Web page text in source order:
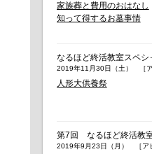
家族葬と費用のおはなし
知って得するお墓事情
なるほど終活教室スペ
2019年11月30日（土） ［ア
人形大供養祭
第7回 なるほど終活教
2019年9月23日（月） ［ア